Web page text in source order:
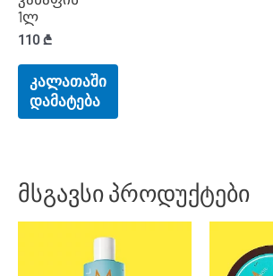
1ლ
110₾
კალათაში
დამატება
მსგავსი პროდუქტები